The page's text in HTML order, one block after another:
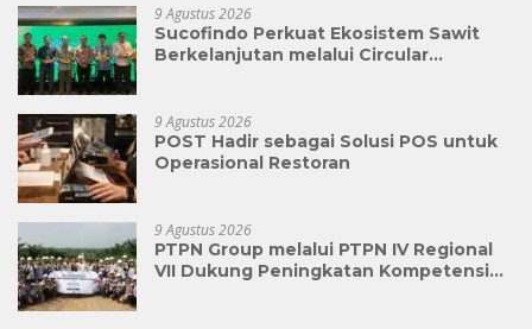
9 Agustus 2026
Sucofindo Perkuat Ekosistem Sawit
Berkelanjutan melalui Circular
9 Agustus 2026
POST Hadir sebagai Solusi POS untuk
Operasional Restoran
9 Agustus 2026
PTPN Group melalui PTPN IV Regional
VII Dukung Peningkatan Kompetensi